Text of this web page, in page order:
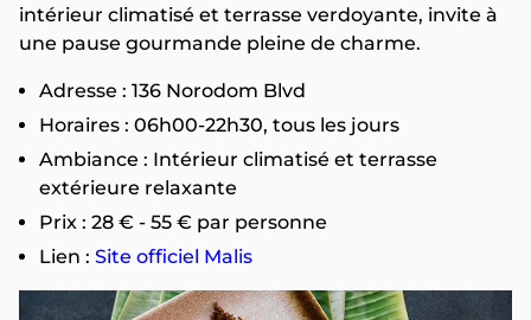
intérieur climatisé et terrasse verdoyante, invite à
une pause gourmande pleine de charme.
Adresse : 136 Norodom Blvd
Horaires : 06h00-22h30, tous les jours
Ambiance : Intérieur climatisé et terrasse
extérieure relaxante
Prix : 28 € - 55 € par personne
Lien : Site officiel Malis